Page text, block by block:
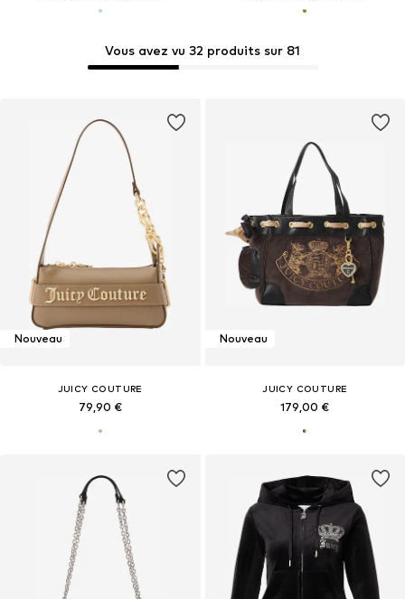
Vous avez vu 32 produits sur 81
Nouveau
JUICY COUTURE
79,90 €
Nouveau
JUICY COUTURE
179,00 €